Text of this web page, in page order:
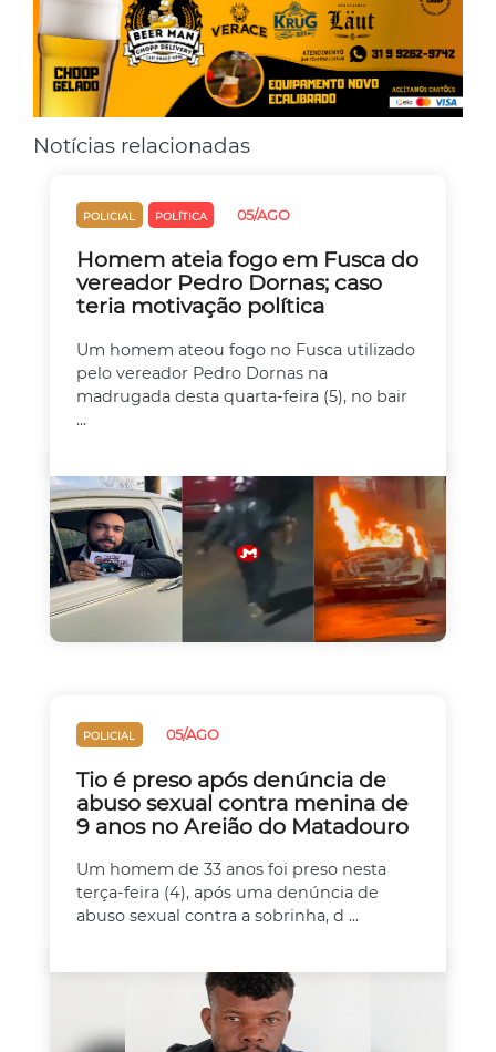
Notícias relacionadas
POLICIAL POLÍTICA 05/AGO
Homem ateia fogo em Fusca do
vereador Pedro Dornas; caso
teria motivação política
Um homem ateou fogo no Fusca utilizado
pelo vereador Pedro Dornas na
madrugada desta quarta-feira (5), no bair
...
POLICIAL 05/AGO
Tio é preso após denúncia de
abuso sexual contra menina de
9 anos no Areião do Matadouro
Um homem de 33 anos foi preso nesta
terça-feira (4), após uma denúncia de
abuso sexual contra a sobrinha, d ...